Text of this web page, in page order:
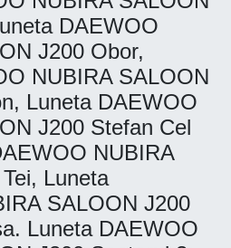
DAEWOO
J200 Obor,
NUBIRA SALOON
Luneta DAEWOO
J200 Stefan Cel
NUBIRA
Luneta
SALOON J200
Luneta DAEWOO